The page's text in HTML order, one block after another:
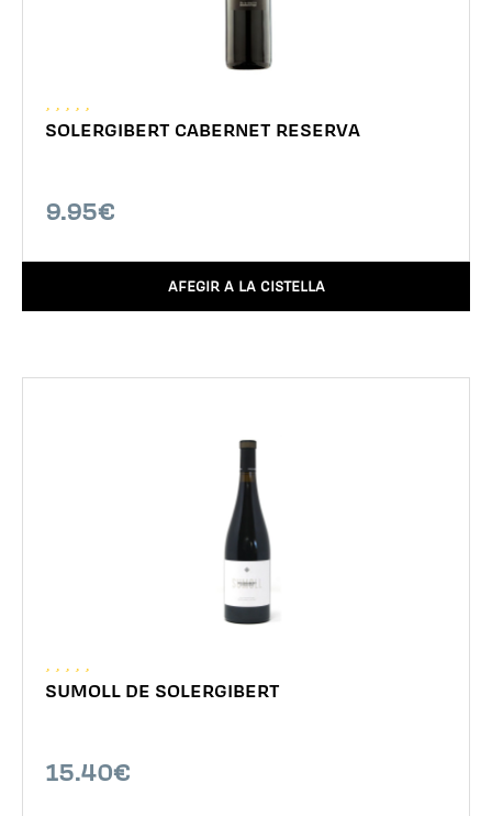
SOLERGIBERT CABERNET RESERVA
9.95€
AFEGIR A LA CISTELLA
SUMOLL DE SOLERGIBERT
15.40€